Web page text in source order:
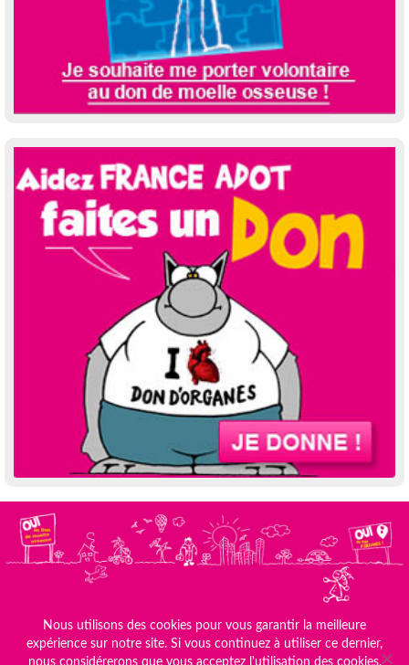
Le site de FRANCE ADOT
Mentions Légales
Plan du site
Conception BM Services
Nous utilisons des cookies pour vous garantir la meilleure
expérience sur notre site. Si vous continuez à utiliser ce dernier,
nous considérerons que vous acceptez l'utilisation des cookies.